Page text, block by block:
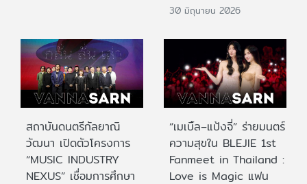
30 มิถุนายน 2026
สถาบันดนตรีกัลยาณิ
วัฒนา เปิดตัวโครงการ
“MUSIC INDUSTRY
NEXUS” เชื่อมการศึกษา
“เมเบิ้ล–แป้งจี่” ร่ายมนตร์
ความสุขใน BLEJIE 1st
Fanmeet in Thailand :
Love is Magic แฟน